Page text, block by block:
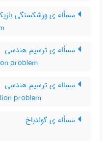
مسأله ی ورشکستگی
مسأله ی ترسیم هندسی
problem
مساله ی ترسیم هندسی
problem
مسأله ی گولدباخ